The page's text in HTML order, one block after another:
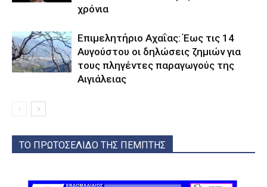
χρόνια
Επιμελητήριο Αχαΐας: Έως τις 14
Αυγούστου οι δηλώσεις ζημιών για
τους πληγέντες παραγωγούς της
Αιγιάλειας
ΤΟ ΠΡΩΤΟΣΕΛΙΔΟ ΤΗΣ ΠΕΜΠΤΗΣ